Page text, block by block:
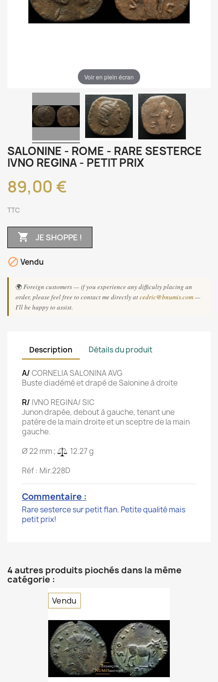
Voir en plein écran
SALONINE - ROME - RARE SESTERCE
IVNO REGINA - PETIT PRIX
89,00 €
TTC
 JE SHOPPE !
 Vendu
🌍Foreign customers — if you experience any difficulty placing an
order, please feel free to contact me directly atcedric@bnumis.com—
I'll be happy to assist.
Description Détails du produit
A/CORNELIA SALONINA AVG
Buste diadémé et drapé de Salonine à droite
R/ IVNO REGINA/ S|C
Junon drapée, debout à gauche, tenant une
patère de la main droite et un sceptre de la main
gauche.
Ø 22 mm ;
12.27 g
Réf : Mir.228D
Commentaire :
Rare sesterce sur petit flan. Petite qualité mais
petit prix!
4 autres produits piochés dans la même
catégorie :
Vendu